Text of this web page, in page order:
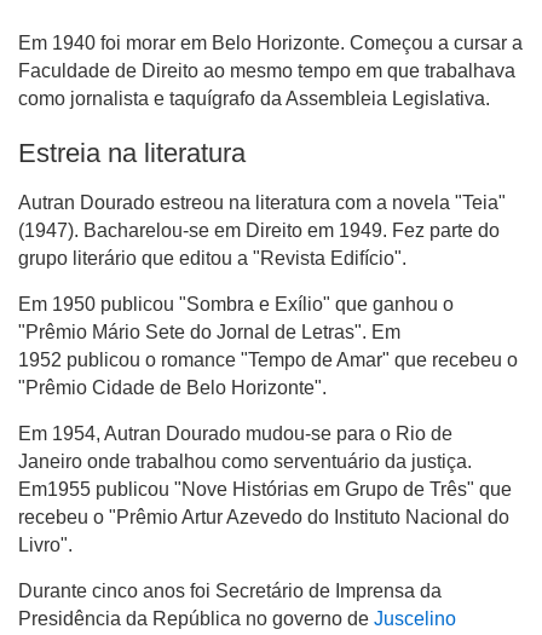
Em 1940 foi morar em Belo Horizonte. Começou a cursar a
Faculdade de Direito ao mesmo tempo em que trabalhava
como jornalista e taquígrafo da Assembleia Legislativa.
Estreia na literatura
Autran Dourado estreou na literatura com a novela "Teia"
(1947). Bacharelou-se em Direito em 1949. Fez parte do
grupo literário que editou a "Revista Edifício".
Em 1950 publicou "Sombra e Exílio" que ganhou o
"Prêmio Mário Sete do Jornal de Letras". Em
1952 publicou o romance "Tempo de Amar" que recebeu o
"Prêmio Cidade de Belo Horizonte".
Em 1954, Autran Dourado mudou-se para o Rio de
Janeiro onde trabalhou como serventuário da justiça.
Em1955 publicou "Nove Histórias em Grupo de Três" que
recebeu o "Prêmio Artur Azevedo do Instituto Nacional do
Livro".
Durante cinco anos foi Secretário de Imprensa da
Presidência da República no governo de Juscelino